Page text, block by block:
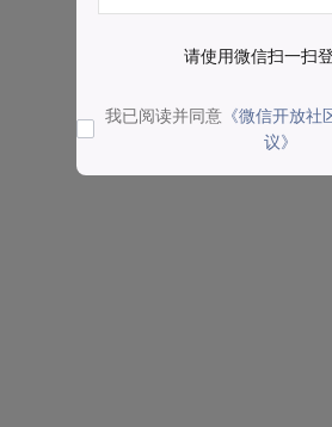
请使用微信扫一扫
我已阅读并同意 《微信开放
议》